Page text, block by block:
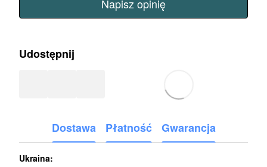
Napisz opinię
Udostępnij
Dostawa Płatność Gwarancja
Ukraina: